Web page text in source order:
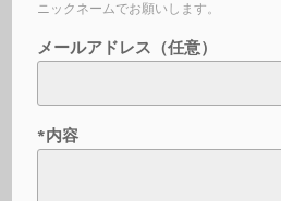
ニックネームでお願いします。
メールアドレス（任意）
*内容